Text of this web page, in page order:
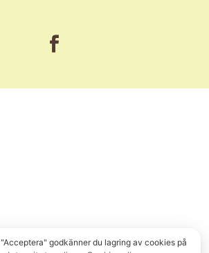
godkänner du lagring av cookies på